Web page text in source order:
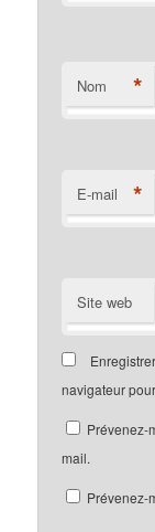
Nom *
E-mail *
Site web
navigateur
Prévenez-
mail.
Prévenez-